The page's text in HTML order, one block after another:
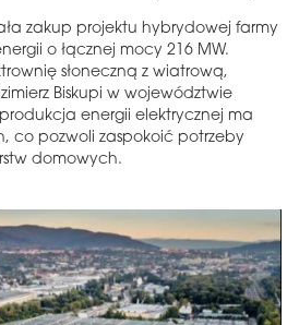
zakup projektu hybrydowej farmy
o łącznej mocy 216 MW.
słoneczną z wiatrową,
Biskupi w województwie
energii elektrycznej ma
co pozwoli zaspokoić potrzeby
domowych.